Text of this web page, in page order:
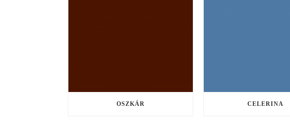
OSZKÁR CELERINA